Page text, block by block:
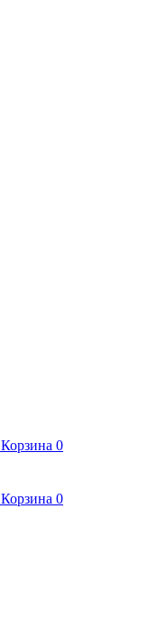
Корзина 0
Корзина 0